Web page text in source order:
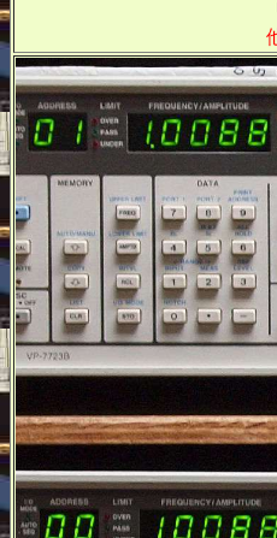
「FFT(Fast Fourier